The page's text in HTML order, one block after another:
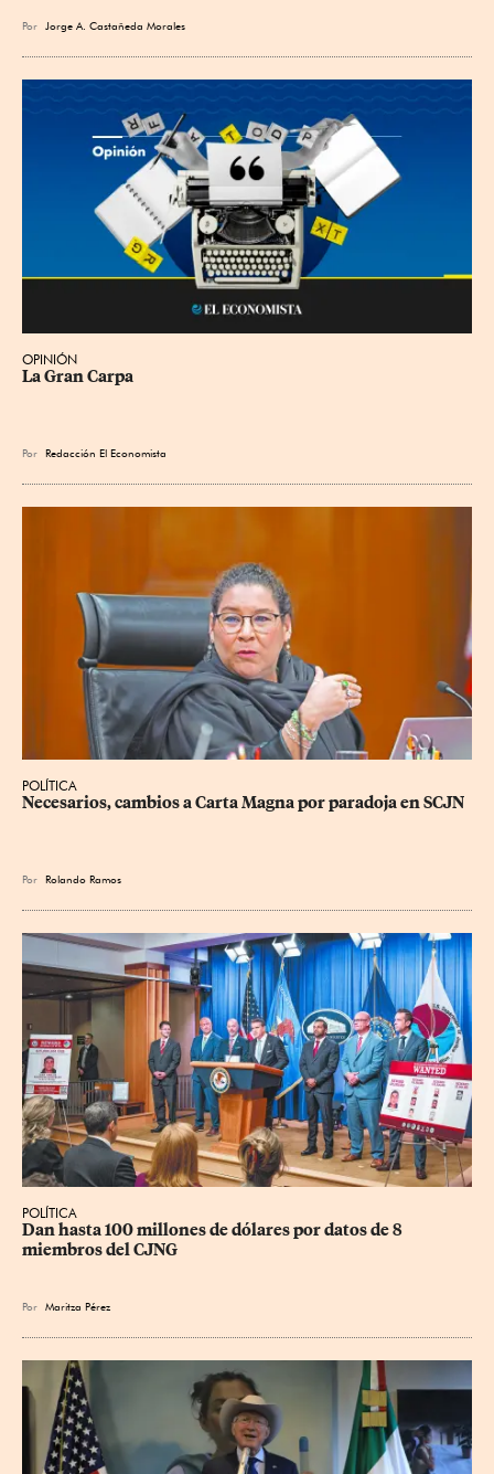
Por Jorge A. Castañeda Morales
OPINIÓN
La Gran Carpa
Por Redacción El Economista
POLÍTICA
Necesarios, cambios a Carta Magna por paradoja en SCJN
Por Rolando Ramos
POLÍTICA
Dan hasta 100 millones de dólares por datos de 8
miembros del CJNG
Por Maritza Pérez